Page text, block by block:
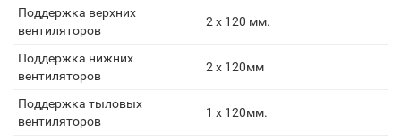
Поддержка верхних
вентиляторов
2 x 120 мм.
Поддержка нижних
вентиляторов
2 x 120мм
Поддержка тыловых
вентиляторов
1 x 120мм.